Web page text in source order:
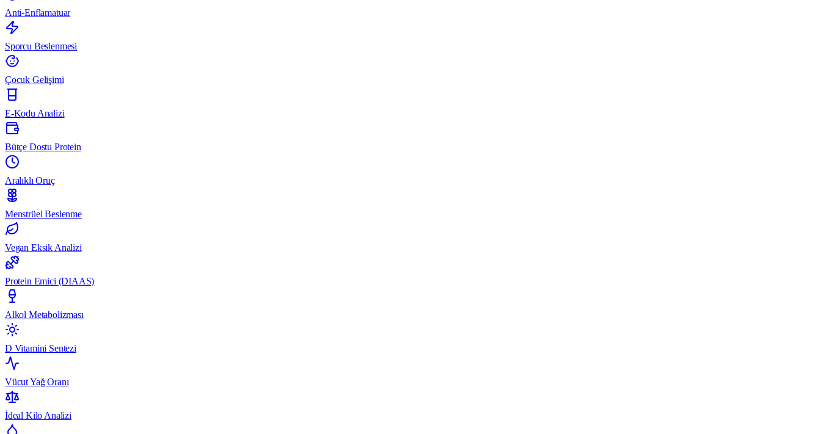
Anti-Enflamatuar
Sporcu Beslenmesi
Çocuk Gelişimi
E-Kodu Analizi
Bütçe Dostu Protein
Aralıklı Oruç
Menstrüel Beslenme
Vegan Eksik Analizi
Protein Emici (DIAAS)
Alkol Metabolizması
D Vitamini Sentezi
Vücut Yağ Oranı
İdeal Kilo Analizi